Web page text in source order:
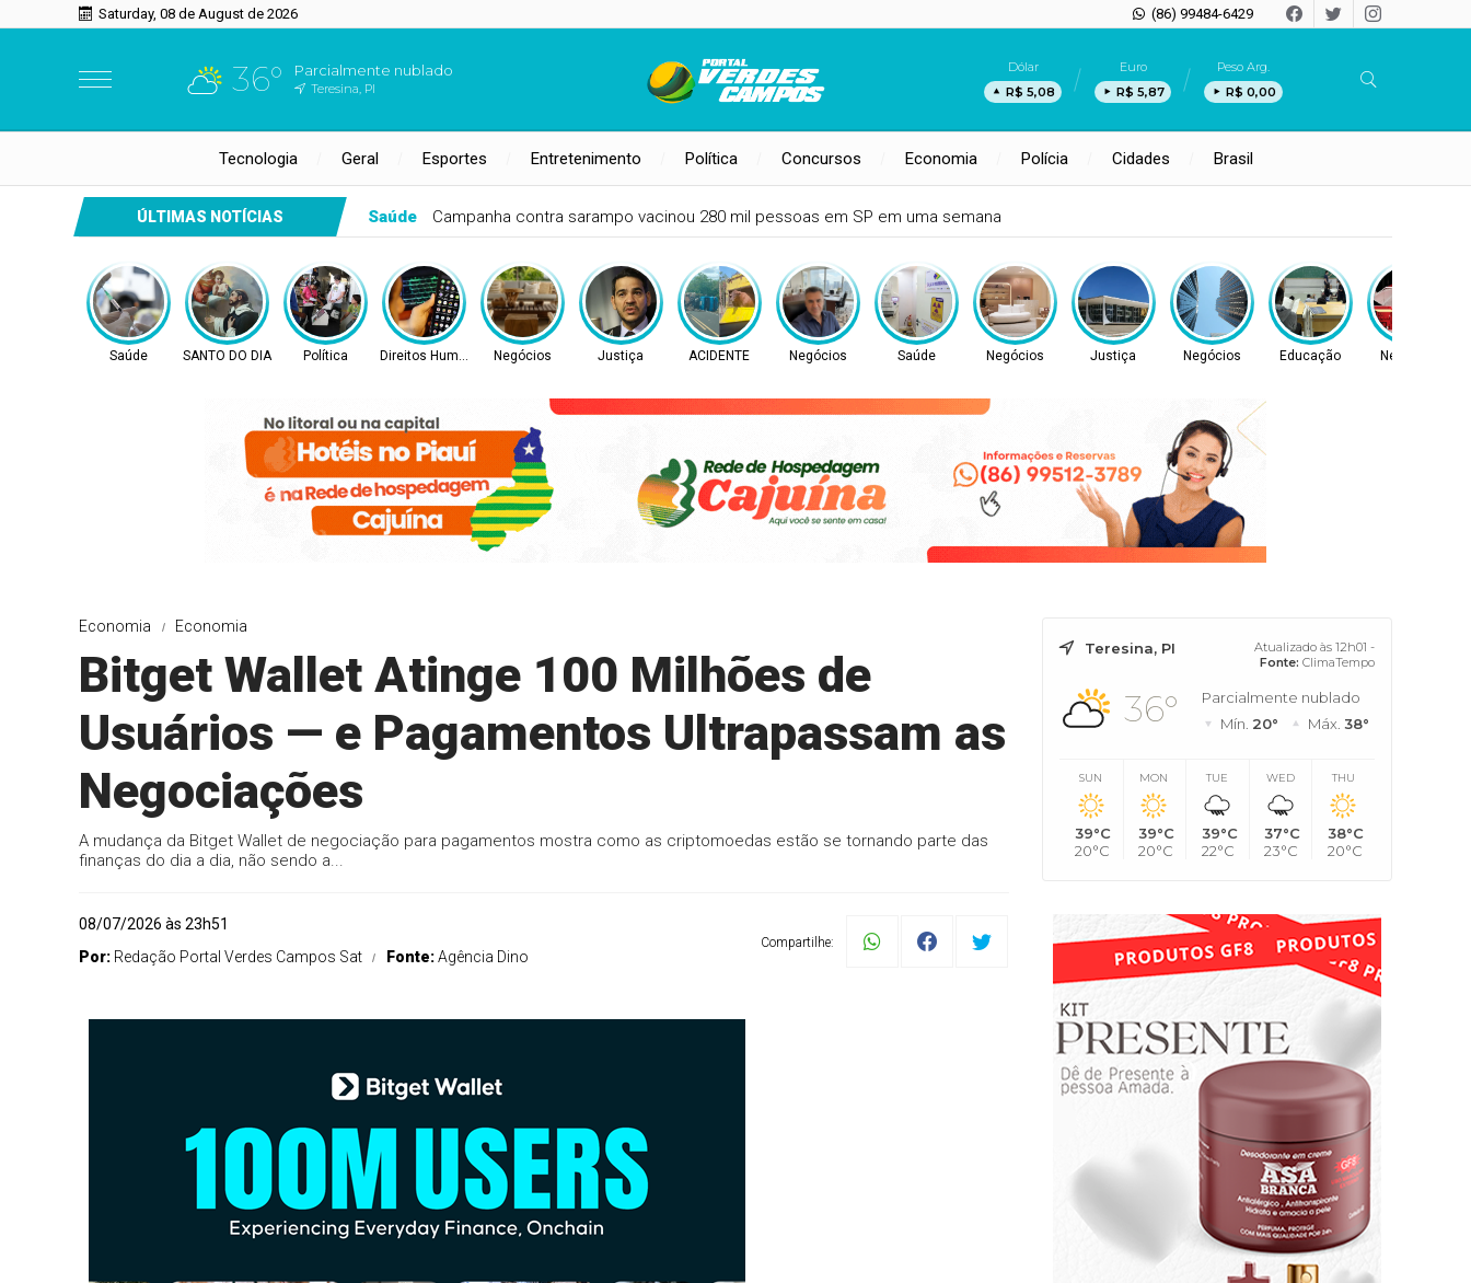
Saturday, 08 de August de 2026 (86) 99484-6429
36° Parcialmente nublado
Teresina, PI
Dólar
R$ 5,08
Euro
R$ 5,87
Peso Arg.
R$ 0,00
Tecnologia Geral Esportes Entretenimento Política Concursos Economia Polícia Cidades Brasil
ÚLTIMAS NOTÍCIAS Saúde Campanha contra sarampo vacinou 280 mil pessoas em SP em uma semana
Saúde SANTO DO DIA Política Direitos Humanos Negócios Justiça ACIDENTE Negócios Saúde Negócios Justiça Negócios Educação Negócios
Economia Economia
Bitget Wallet Atinge 100 Milhões de
Usuários — e Pagamentos Ultrapassam as
Negociações
A mudança da Bitget Wallet de negociação para pagamentos mostra como as criptomoedas estão se tornando parte das
finanças do dia a dia, não sendo a...
08/07/2026 às 23h51
Por: Redação Portal Verdes Campos Sat Fonte:Agência Dino
Compartilhe:
Teresina, PI
Atualizado às 12h01 -
Fonte: ClimaTempo
36°
Parcialmente nublado
Mín. 20° Máx. 38°
SUN
39°C
20°C
MON
39°C
20°C
TUE
39°C
22°C
WED
37°C
23°C
THU
38°C
20°C